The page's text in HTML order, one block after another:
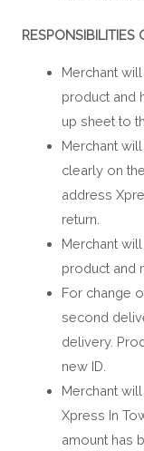
RESPONSIBILITIES
Merchant
product and
up sheet to
Merchant
clearly on
address
return.
Merchant
product and
For change
second
delivery.
new ID.
Merchant
Xpress In
amount has